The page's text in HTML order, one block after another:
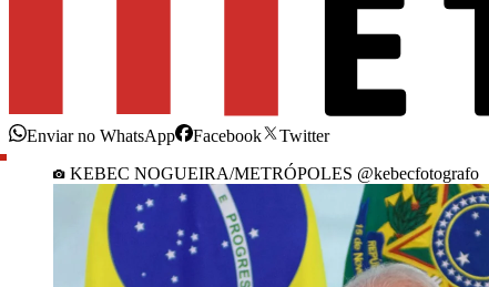
Enviar no WhatsApp Facebook
Twitter
KEBEC NOGUEIRA/METRÓPOLES @kebecfotografo